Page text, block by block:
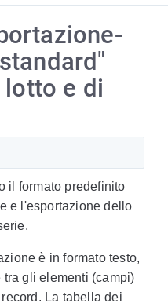
e di
il formato predefinito
e l'esportazione dello
è in formato testo,
gli elementi (campi)
La tabella dei